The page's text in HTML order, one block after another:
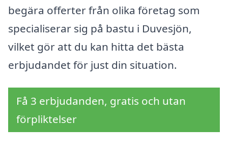
begära offerter från olika företag som
specialiserar sig på bastu i Duvesjön,
vilket gör att du kan hitta det bästa
erbjudandet för just din situation.
Få 3 erbjudanden, gratis och utan
förpliktelser